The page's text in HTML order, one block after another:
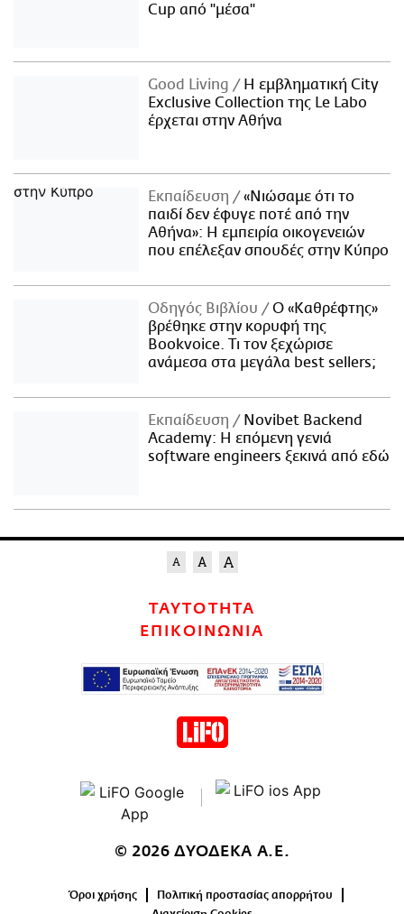
Cup από "μέσα"
Good Living
Η εμβληματική City
Exclusive Collection της Le Labo
έρχεται στην Αθήνα
Εκπαίδευση
«Νιώσαμε ότι το
παιδί δεν έφυγε ποτέ από την
Αθήνα»: Η εμπειρία οικογενειών
που επέλεξαν σπουδές στην Κύπρο
Οδηγός Βιβλίου
Ο «Καθρέφτης»
βρέθηκε στην κορυφή της
Bookvoice. Τι τον ξεχώρισε
ανάμεσα στα μεγάλα best sellers;
Εκπαίδευση
Novibet Backend
Academy: Η επόμενη γενιά
software engineers ξεκινά από εδώ
ΤΑΥΤΟΤΗΤΑ
ΕΠΙΚΟΙΝΩΝΙΑ
© 2026 ΔΥΟΔΕΚΑ Α.Ε.
Όροι χρήσης
Πολιτική προστασίας απορρήτου